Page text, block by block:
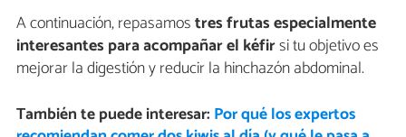
A continuación, repasamostres frutas especialmente
interesantes para acompañar el kéfirsi tu objetivo es
mejorar la digestión y reducir la hinchazón abdominal.
También te puede interesar: Por qué los expertos